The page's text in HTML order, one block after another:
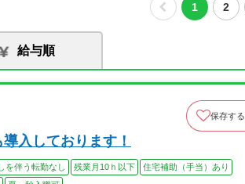
1 2
給与順
保存する
入しております！
を伴う転勤なし 残業月10ｈ以下
住宅補助（手当）あり